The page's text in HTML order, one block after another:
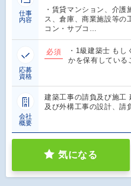
仕事
内容
・賃貸マンション、介
ス、倉庫、商業施設等の
コン・サブコ…
応募
資格
必須
・1級建築士 も
かを保有している
会社
概要
建築工事の請負及び施工
及び外構工事の設計、請
気になる